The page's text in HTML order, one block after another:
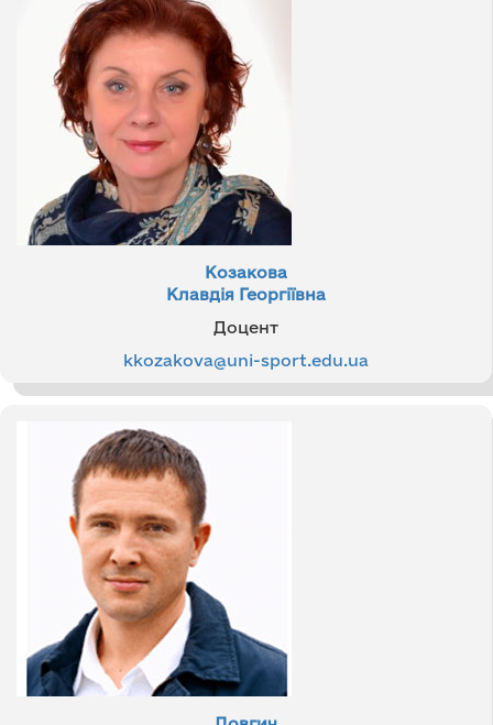
Козакова
Клавдія Георгіївна
Доцент
kkozakova@uni-sport.edu.ua